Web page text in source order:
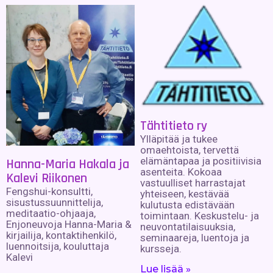
Hanna-Maria Hakala ja
Kalevi Riikonen
Fengshui-konsultti,
sisustussuunnittelija,
meditaatio-ohjaaja,
Enjoneuvoja Hanna-Maria &
kirjailija, kontaktihenkilö,
luennoitsija, kouluttaja
Kalevi
Tähtitieto ry
Ylläpitää ja tukee
omaehtoista, tervettä
elämäntapaa ja positiivisia
asenteita. Kokoaa
vastuulliset harrastajat
yhteiseen, kestävää
kulutusta edistävään
toimintaan. Keskustelu- ja
neuvontatilaisuuksia,
seminaareja, luentoja ja
kursseja.
Lue lisää »